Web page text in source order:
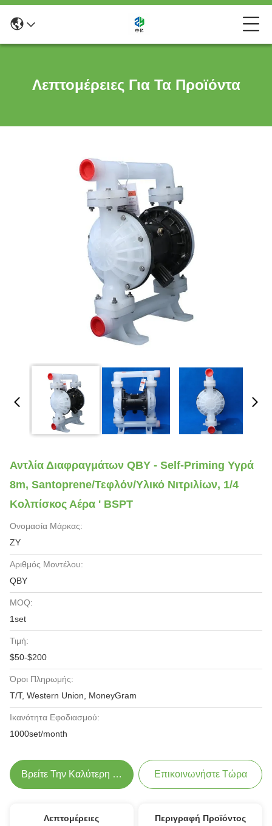
Λεπτομέρειες Για Τα Προϊόντα
Αντλία Διαφραγμάτων QBY - Self-Priming Υγρά
8m, Santoprene/τεφλόν/υλικό Νιτριλίων, 1/4
Κολπίσκος Αέρα ' BSPT
Ονομασία Μάρκας:
ZY
Αριθμός Μοντέλου:
QBY
MOQ:
1set
Τιμή:
$50-$200
Όροι Πληρωμής:
T/T, Western Union, MoneyGram
Ικανότητα Εφοδιασμού:
1000set/month
Βρείτε Την Καλύτερη Τιμή Επικοινωνήστε Τώρα
Λεπτομέρειες Περιγραφή Προϊόντος